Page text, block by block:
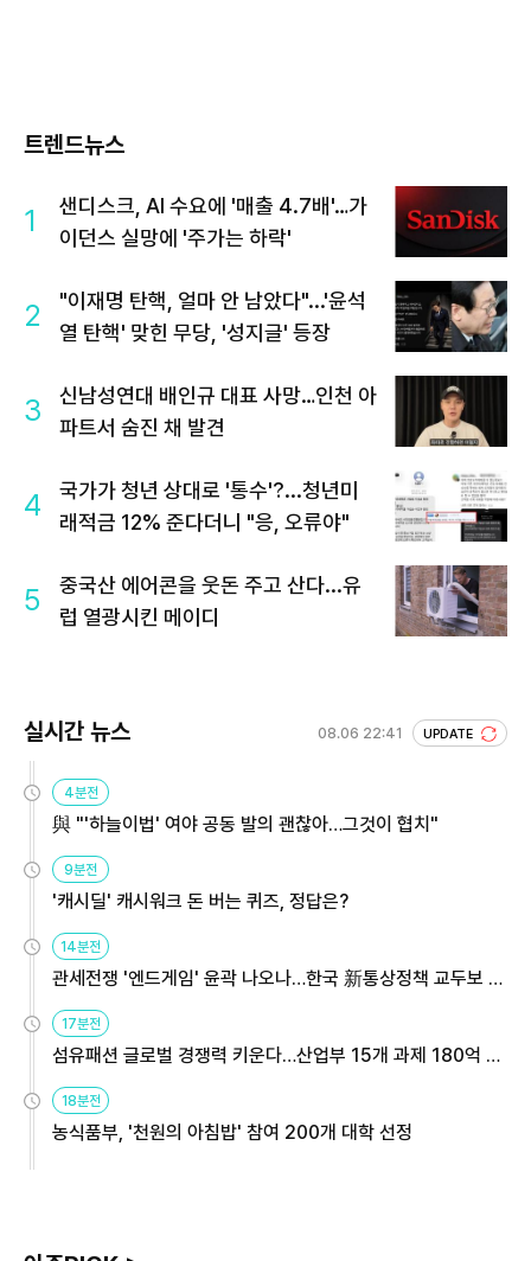
트렌드뉴스
1
샌디스크, AI 수요에 '매출 4.7배'…가
이던스 실망에 '주가는 하락'
2
"이재명 탄핵, 얼마 안 남았다"...'윤석
열 탄핵' 맞힌 무당, '성지글' 등장
3
신남성연대 배인규 대표 사망…인천 아
파트서 숨진 채 발견
4
국가가 청년 상대로 '통수'?...청년미
래적금 12% 준다더니 "응, 오류야"
5
중국산 에어콘을 웃돈 주고 산다...유
럽 열광시킨 메이디
실시간 뉴스 08.06 22:41 UPDATE
4분전
與 "'하늘이법' 여야 공동 발의 괜찮아…그것이 협치"
9분전
'캐시딜' 캐시워크 돈 버는 퀴즈, 정답은?
14분전
관세전쟁 '엔드게임' 윤곽 나오나…한국 新통상정책 교두보 활
17분전
섬유패션 글로벌 경쟁력 키운다…산업부 15개 과제 180억 지
18분전
농식품부, '천원의 아침밥' 참여 200개 대학 선정